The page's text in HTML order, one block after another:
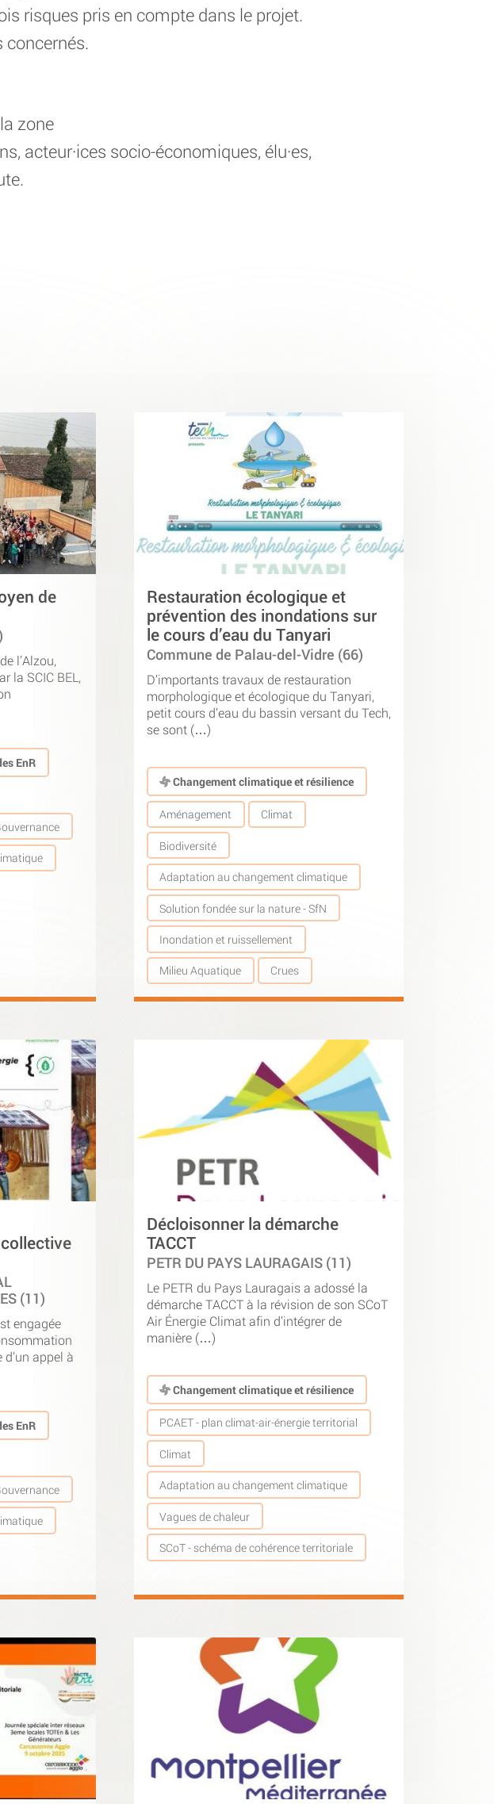
risques pris en compte dans le projet.
concernés.
zone
acteur·ices socio-économiques, élu·es,
de
l’Alzou,
la SCIC BEL,
EnR
Restauration écologique et
prévention des inondations sur
le cours d’eau du Tanyari
Commune de Palau-del-Vidre (66)
D’importants travaux de restauration
morphologique et écologique du Tanyari,
petit cours d’eau du bassin versant du Tech,
se sont (…)
Changement climatique et résilience
Aménagement Climat
Biodiversité
Adaptation au changement climatique
Solution fondée sur la nature - SfN
Inondation et ruissellement
Milieu Aquatique Crues
(11)
engagée
appel à
EnR
Décloisonner la démarche
TACCT
PETR DU PAYS LAURAGAIS (11)
Le PETR du Pays Lauragais a adossé la
démarche TACCT à la révision de son SCoT
Air Énergie Climat afin d’intégrer de
manière (…)
Changement climatique et résilience
PCAET - plan climat-air-énergie territorial
Climat
Adaptation au changement climatique
Vagues de chaleur
SCoT - schéma de cohérence territoriale